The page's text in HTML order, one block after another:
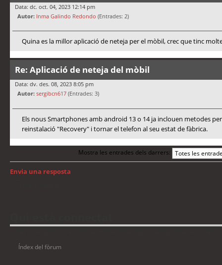
Data: dc. oct. 04, 2023 12:14 pm
Autor: Inma Galindo Redondo (Entrades: 2)
Quina es la millor aplicació de neteja per el mòbil, crec que tinc
Re: Aplicació de neteja del mòbil
Data: dv. des. 08, 2023 8:05 pm
Autor: sergibcn617 (Entrades: 3)
Els nous Smartphones amb android 13 o 14 ja inclouen metodes
reinstalació "Recovery" i tornar el telefon al seu estat de fàbrica.
Mostra les entrades dels darrers:
Envia una resposta
Índex del fòrum